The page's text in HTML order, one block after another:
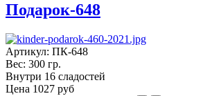
Подарок-648
Артикул: ПК-648
Вес: 300 гр.
Внутри 16 сладостей
Цена 1027 руб